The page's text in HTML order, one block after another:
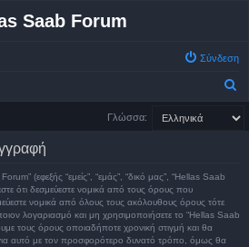
Saab Forum
Σύνδεση
η
Γλώσσα:
(εφεξής “εμείς”, “εμάς”, “δικό μας”, “Hellas Saab
ότι δεσμεύεστε νομικά από τους όρους που
νομικά από όλους τους ακόλουθους όρους τότε
λογαριασμό και μη χρησιμοποιήσετε το “Hellas Saab
τους όρους οποιαδήποτε χρονική στιγμή και θα
αυτό με τον προσφορότερο δυνατό τρόπο, όμως θα